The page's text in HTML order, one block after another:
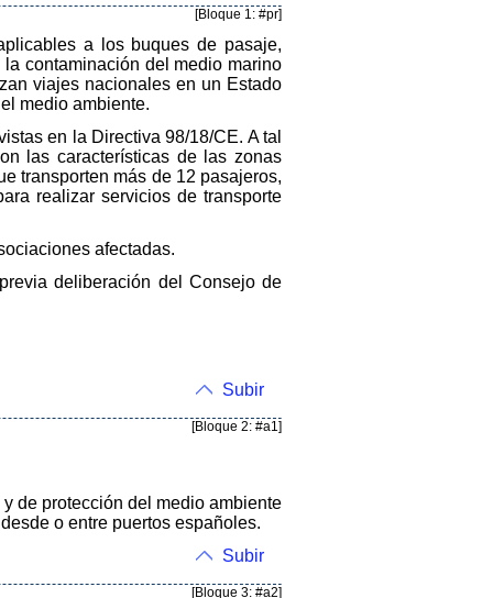
[Bloque 1: #pr]
a los buques de pasaje,
contaminación del medio marino
viajes nacionales en un Estado
medio ambiente.
en la Directiva 98/18/CE. A tal
las características de las zonas
transporten más de 12 pasajeros,
realizar servicios de transporte
afectadas.
deliberación del Consejo de
Subir
[Bloque 2: #a1]
de protección del medio ambiente
o entre puertos españoles.
Subir
[Bloque 3: #a2]